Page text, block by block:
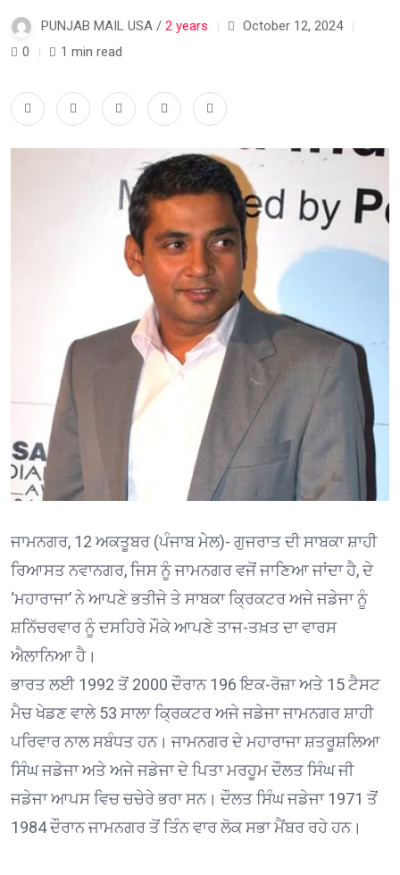
PUNJAB MAIL USA / 2 years
October 12, 2024
0
1 min read
ਜਾਮਨਗਰ, 12 ਅਕਤੂਬਰ (ਪੰਜਾਬ ਮੇਲ)- ਗੁਜਰਾਤ ਦੀ ਸਾਬਕਾ ਸ਼ਾਹੀ
ਰਿਆਸਤ ਨਵਾਨਗਰ, ਜਿਸ ਨੂੰ ਜਾਮਨਗਰ ਵਜੋਂ ਜਾਣਿਆ ਜਾਂਦਾ ਹੈ, ਦੇ
‘ਮਹਾਰਾਜਾ’ ਨੇ ਆਪਣੇ ਭਤੀਜੇ ਤੇ ਸਾਬਕਾ ਕ੍ਰਿਕਟਰ ਅਜੇ ਜਡੇਜਾ ਨੂੰ
ਸ਼ਨਿੱਚਰਵਾਰ ਨੂੰ ਦਸਹਿਰੇ ਮੌਕੇ ਆਪਣੇ ਤਾਜ-ਤਖ਼ਤ ਦਾ ਵਾਰਸ
ਐਲਾਨਿਆ ਹੈ।
ਭਾਰਤ ਲਈ 1992 ਤੋਂ 2000 ਦੌਰਾਨ 196 ਇਕ-ਰੋਜ਼ਾ ਅਤੇ 15 ਟੈਸਟ
ਮੈਚ ਖੇਡਣ ਵਾਲੇ 53 ਸਾਲਾ ਕ੍ਰਿਕਟਰ ਅਜੇ ਜਡੇਜਾ ਜਾਮਨਗਰ ਸ਼ਾਹੀ
ਪਰਿਵਾਰ ਨਾਲ ਸਬੰਧਤ ਹਨ। ਜਾਮਨਗਰ ਦੇ ਮਹਾਰਾਜਾ ਸ਼ਤਰੂਸ਼ਲਿਆ
ਸਿੰਘ ਜਡੇਜਾ ਅਤੇ ਅਜੇ ਜਡੇਜਾ ਦੇ ਪਿਤਾ ਮਰਹੂਮ ਦੌਲਤ ਸਿੰਘ ਜੀ
ਜਡੇਜਾ ਆਪਸ ਵਿਚ ਚਚੇਰੇ ਭਰਾ ਸਨ। ਦੌਲਤ ਸਿੰਘ ਜਡੇਜਾ 1971 ਤੋਂ
1984 ਦੌਰਾਨ ਜਾਮਨਗਰ ਤੋਂ ਤਿੰਨ ਵਾਰ ਲੋਕ ਸਭਾ ਮੈਂਬਰ ਰਹੇ ਹਨ।